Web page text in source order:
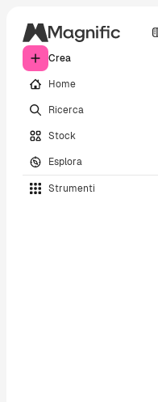
Crea
Home
Ricerca
Stock
Esplora
Strumenti